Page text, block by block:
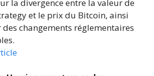
la divergence entre la valeur de
et le prix du Bitcoin, ainsi
changements réglementaires